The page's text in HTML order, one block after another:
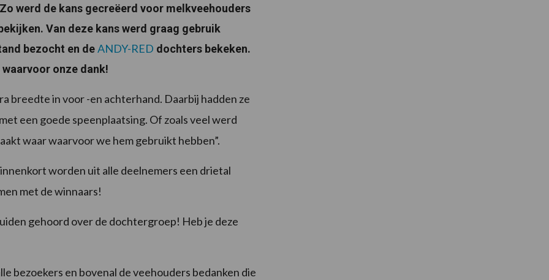
werd de kans gecreëerd voor melkveehouders
Van deze kans werd graag gebruik
bezocht en deANDY-RED dochters bekeken.
onze dank!
breedte in voor -en achterhand. Daarbij hadden ze
een goede speenplaatsing. Of zoals veel werd
waar waarvoor we hem gebruikt hebben”.
worden uit alle deelnemers een drietal
met de winnaars!
gehoord over de dochtergroep! Heb je deze
bezoekers en bovenal de veehouders bedanken die